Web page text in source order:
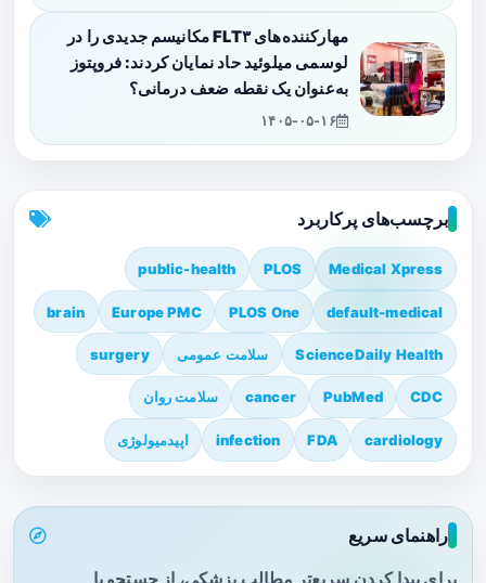
مهارکننده‌های FLT۳ مکانیسم جدیدی را در
لوسمی میلوئید حاد نمایان کردند: فروپتوز
به‌عنوان یک نقطه ضعف درمانی؟
۱۴۰۵-۰۵-۱۶
برچسب‌های پرکاربرد
Medical Xpress
PLOS
public-health
default-medical
PLOS One
Europe PMC
brain
ScienceDaily Health سلامت عمومی surgery
CDC
PubMed
cancer سلامت روان
cardiology
FDA
infection اپیدمیولوژی
راهنمای سریع
برای پیدا کردن سریع‌تر مطالب پزشکی، از جستجو یا